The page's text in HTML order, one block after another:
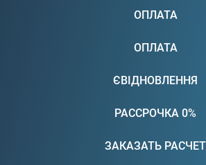
ОПЛАТА
ОПЛАТА
ЄВІДНОВЛЕННЯ
РАССРОЧКА 0%
ЗАКАЗАТЬ РАСЧЕТ